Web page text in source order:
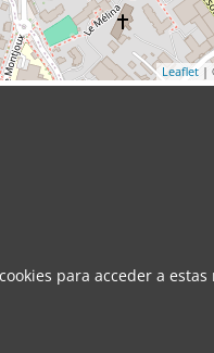
Leaflet |
para acceder a estas